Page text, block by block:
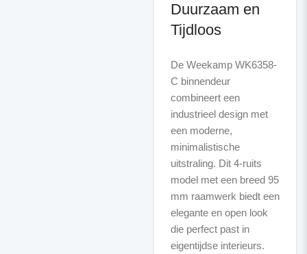
Duurzaam en
Tijdloos
De Weekamp WK6358-
C binnendeur
combineert een
industrieel design met
een moderne,
minimalistische
uitstraling. Dit 4-ruits
model met een breed 95
mm raamwerk biedt een
elegante en open look
die perfect past in
eigentijdse interieurs.